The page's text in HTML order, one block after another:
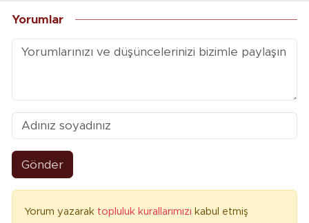
Yorumlar
Gönder
Yorum yazarak topluluk kurallarımızı kabul etmiş